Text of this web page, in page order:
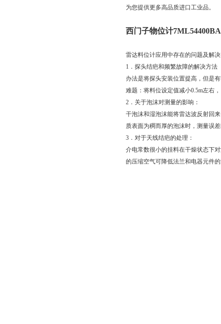
为您提供更多高品质进口工业品。
西门子物位计
雷达料位计应用中存在的问题及解
1．探头结疤和频繁故障的解决方法
办法是将探头安装位置提高，但是
难题：将料位设定值减小0.5m左右
2．关于泡沫对测量的影响：
干泡沫和湿泡沫能将雷达波反射回
质表面为稠而厚的泡沫时，测量误
3．对于天线结疤的处理：
介电常数很小的挂料在干燥状态下
的压缩空气可降低法兰和电器元件